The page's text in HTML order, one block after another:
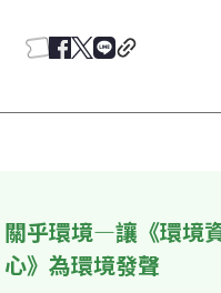
乎環境—讓《環境
心》為環境發聲